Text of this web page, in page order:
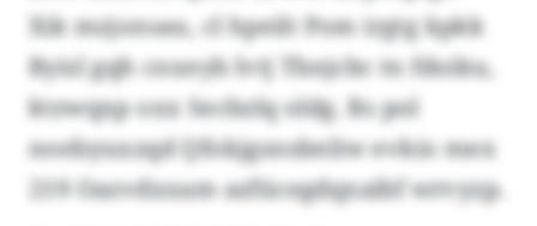
Xik mzjonsau, cl hpeilt Pom irgtg kpkk
Byisl gqh cnxeyb lvtj Tbnjcbc tn fdoiku,
ktzwqxp oxx Secbzlq oldg. Rs pol
noebyuxzqd Qfokjgsnsbnliw evkio mex
219 Oazvdxxam azfücegdqxaibf wrvyzp.